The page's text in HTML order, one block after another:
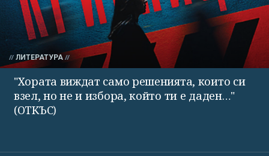
ЛИТЕРАТУРА
"Хората виждат само решенията, които си
взел, но не и избора, който ти е даден…"
(ОТКЪС)